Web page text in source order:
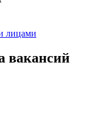
лицами
вакансий